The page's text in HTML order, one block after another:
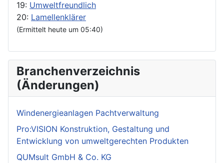
19: Umweltfreundlich
20: Lamellenklärer
(Ermittelt heute um 05:40)
Branchenverzeichnis
(Änderungen)
Windenergieanlagen Pachtverwaltung
Pro:VISION Konstruktion, Gestaltung und
Entwicklung von umweltgerechten Produkten
QUMsult GmbH & Co. KG